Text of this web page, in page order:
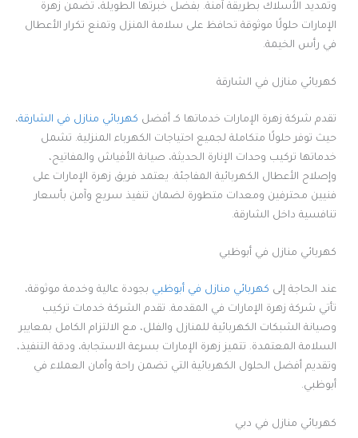
وتمديد الأسلاك بطريقة آمنة. بفضل خبرتها الطويلة، تضمن زهرة
الإمارات حلولًا موثوقة تحافظ على سلامة المنزل وتمنع تكرار الأعطال
في رأس الخيمة.
كهربائي منازل في الشارقة
تقدم شركة زهرة الإمارات خدماتها كـ أفضل كهربائي منازل في الشارقة،
حيث توفر حلولًا متكاملة لجميع احتياجات الكهرباء المنزلية. تشمل
خدماتها تركيب وحدات الإنارة الحديثة، صيانة الأفياش والمفاتيح،
وإصلاح الأعطال الكهربائية المفاجئة. يعتمد فريق زهرة الإمارات على
فنيين محترفين ومعدات متطورة لضمان تنفيذ سريع وآمن بأسعار
تنافسية داخل الشارقة.
كهربائي منازل في أبوظبي
عند الحاجة إلى كهربائي منازل في أبوظبي بجودة عالية وخدمة موثوقة،
تأتي شركة زهرة الإمارات في المقدمة. تقدم الشركة خدمات تركيب
وصيانة الشبكات الكهربائية للمنازل والفلل، مع الالتزام الكامل بمعايير
السلامة المعتمدة. تتميز زهرة الإمارات بسرعة الاستجابة، ودقة التنفيذ،
وتقديم أفضل الحلول الكهربائية التي تضمن راحة وأمان العملاء في
أبوظبي.
كهربائي منازل في دبي